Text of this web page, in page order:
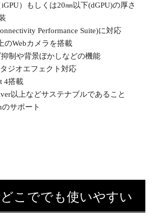
）もしくは20㎜以下(dGPU)の厚さ
Performance Suite)に対応
のWebカメラを搭載
制や背景ぼかしなどの機能
ジオエフェクト対応
4搭載
以上などサステナブルであること
サポート
どこででも使いやすい